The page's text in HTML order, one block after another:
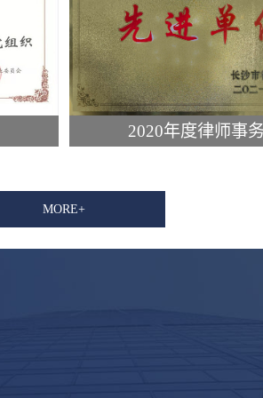
2020年度律师事
MORE+